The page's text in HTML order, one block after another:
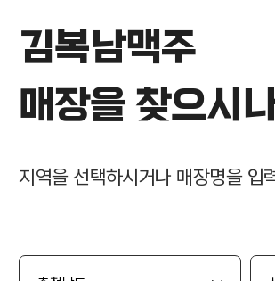
김복남맥주
매장을 찾으시
지역을 선택하시거나 매장명을 입